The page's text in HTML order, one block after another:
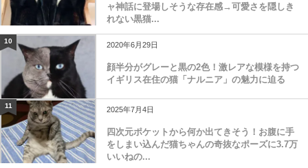
ャ神話に登場しそうな存在感→可愛さを隠しき
れない黒猫...
10 2020年6月29日
顔半分がグレーと黒の2色！激レアな模様を持つ
イギリス在住の猫「ナルニア」の魅力に迫る
11 2025年7月4日
四次元ポケットから何か出てきそう！お腹に手
をしまい込んだ猫ちゃんの奇抜なポーズに3.7万
いいねの...